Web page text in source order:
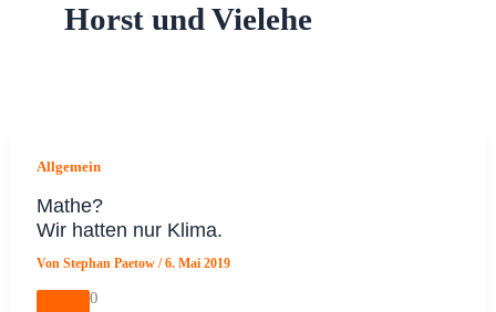
Horst und Vielehe
Allgemein
Mathe?
Wir hatten nur Klima.
VonStephan Paetow/6. Mai 2019
0